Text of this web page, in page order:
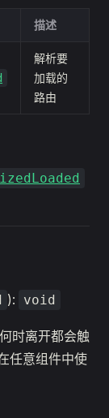
描述
解析要
加载的
路由
): void
时离开都会触
任意组件中使